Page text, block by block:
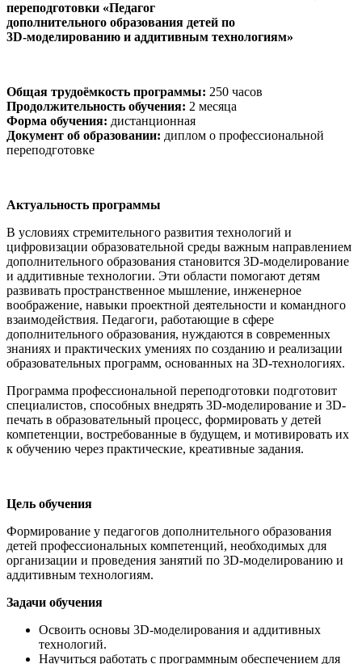
переподготовки «Педагог
дополнительного образования детей по
3D-моделированию и аддитивным технологиям»
Общая трудоёмкость программы: 250 часов
Продолжительность обучения: 2 месяца
Форма обучения: дистанционная
Документ об образовании: диплом о профессиональной
переподготовке
Актуальность программы
В условиях стремительного развития технологий и
цифровизации образовательной среды важным направлением
дополнительного образования становится 3D-моделирование
и аддитивные технологии. Эти области помогают детям
развивать пространственное мышление, инженерное
воображение, навыки проектной деятельности и командного
взаимодействия. Педагоги, работающие в сфере
дополнительного образования, нуждаются в современных
знаниях и практических умениях по созданию и реализации
образовательных программ, основанных на 3D-технологиях.
Программа профессиональной переподготовки подготовит
специалистов, способных внедрять 3D-моделирование и 3D-
печать в образовательный процесс, формировать у детей
компетенции, востребованные в будущем, и мотивировать их
к обучению через практические, креативные задания.
Цель обучения
Формирование у педагогов дополнительного образования
детей профессиональных компетенций, необходимых для
организации и проведения занятий по 3D-моделированию и
аддитивным технологиям.
Задачи обучения
Освоить основы 3D-моделирования и аддитивных
технологий.
Научиться работать с программным обеспечением для